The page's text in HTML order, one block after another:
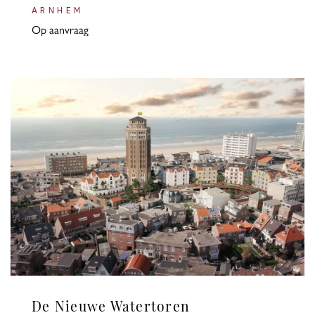
ARNHEM
Op aanvraag
De Nieuwe Watertoren